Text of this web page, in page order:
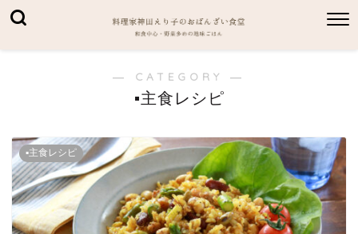
― CATEGORY ―
▪主食レシピ
▪主食レシピ